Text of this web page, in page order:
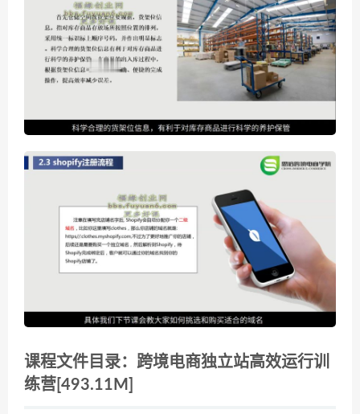
课程文件目录：跨境电商独立站高效运行训
练营[493.11M]